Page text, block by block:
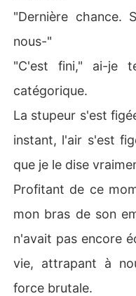
"Dernière chance.
nous-"
"C'est fini," ai-je
catégorique.
La stupeur s'est
instant, l'air s'est
que je le dise
Profitant de ce
mon bras de son
n'avait pas encore
vie, attrapant à
force brutale.